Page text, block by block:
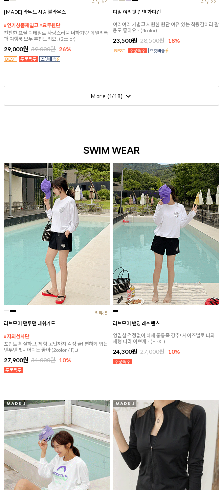
리뷰:64
[MADE] 라무드 셔링 블라우스
#인기상품재입고 #요루원단
잔잔한 프릴 디테일로 사랑스러움 더하기♡ 데일리룩
과 여행룩 모두 추천드려요! (2color)
29,000원 39,000원 26%
리뷰:22
디얼 여리핏 린넨 가디건
여리여리 가볍고 시원한 원단 여유 있는 착용감이라 활
용도 좋아요~ (4color)
23,500원 28,500원 18%
More (1/18)
SWIM WEAR
리뷰:5
러브모어 맨투맨 래쉬가드
#자외선차단
포인트 확실하고, 체형 고민까지 걱정 끝! 편하게 입는
맨투맨 핏~ 어디든 좋아 (2color / F,L)
27,900원 31,000원 10%
러브모어 밴딩 래쉬팬츠
엉밑살 걱정없이,하체 통통족 강추! 사이즈별로 나와
체형 따라 이쁘게~ (F~XL)
24,300원 27,000원 10%